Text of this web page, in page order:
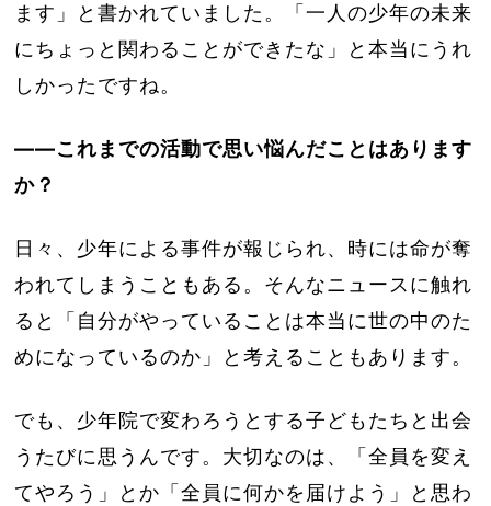
ます」と書かれていました。「一人の少年の未来
にちょっと関わることができたな」と本当にうれ
しかったですね。
――これまでの活動で思い悩んだことはあります
か？
日々、少年による事件が報じられ、時には命が奪
われてしまうこともある。そんなニュースに触れ
ると「自分がやっていることは本当に世の中のた
めになっているのか」と考えることもあります。
でも、少年院で変わろうとする子どもたちと出会
うたびに思うんです。大切なのは、「全員を変え
てやろう」とか「全員に何かを届けよう」と思わ